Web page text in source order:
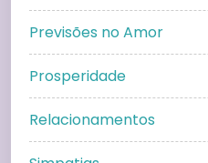
Previsões no Amor
Prosperidade
Relacionamentos